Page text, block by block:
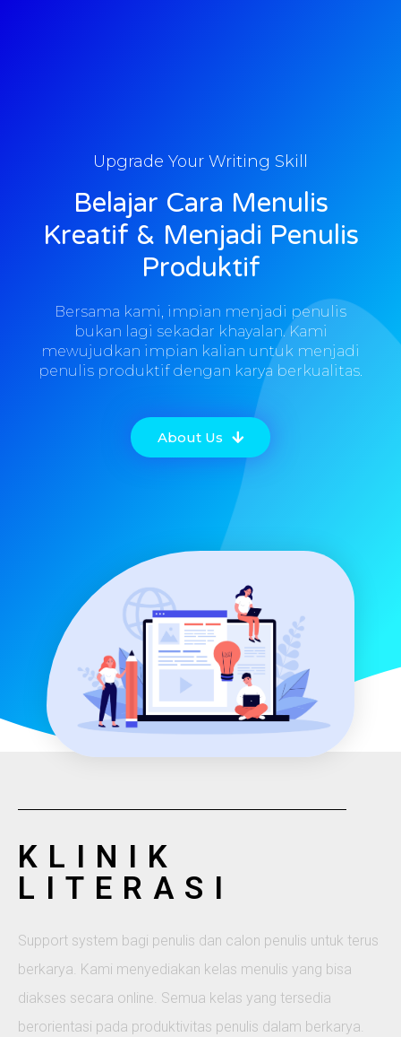
Upgrade Your Writing Skill
Belajar Cara Menulis
Kreatif & Menjadi Penulis
Produktif
Bersama kami, impian menjadi penulis
bukan lagi sekadar khayalan. Kami
mewujudkan impian kalian untuk menjadi
penulis produktif dengan karya berkualitas.
About Us
KLINIK
LITERASI
Support system bagi penulis dan calon penulis untuk terus
berkarya. Kami menyediakan kelas menulis yang bisa
diakses secara online. Semua kelas yang tersedia
berorientasi pada produktivitas penulis dalam berkarya.